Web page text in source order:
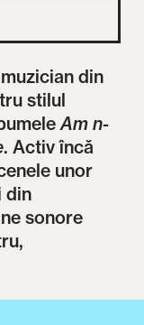
din
stilul
Am n-
. Activ încă
unor
din
sonore